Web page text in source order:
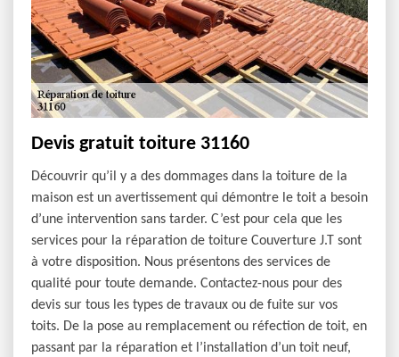
Devis gratuit toiture 31160
Découvrir qu’il y a des dommages dans la toiture de la
maison est un avertissement qui démontre le toit a besoin
d’une intervention sans tarder. C’est pour cela que les
services pour la réparation de toiture Couverture J.T sont
à votre disposition. Nous présentons des services de
qualité pour toute demande. Contactez-nous pour des
devis sur tous les types de travaux ou de fuite sur vos
toits. De la pose au remplacement ou réfection de toit, en
passant par la réparation et l’installation d’un toit neuf,